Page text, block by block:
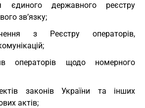
єдиного державного реєстру
зв’язку;
з Реєстру операторів,
операторів щодо номерного
законів України та інших
актів;